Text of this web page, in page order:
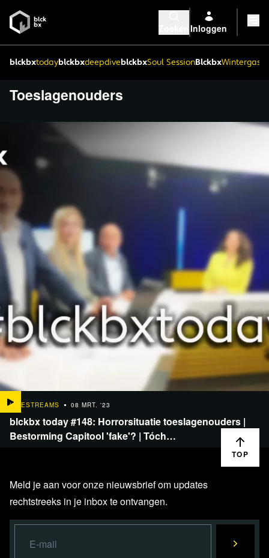
Inloggen
blckbxtodayblckbxdeepdiveblckbxSoul SessionBlckbx
Toeslagenouders
LIVESTREAMS 08 MRT. '23
blckbx today #148: Horrorsituatie toeslagenouders |
Bestorming Capitool 'fake'? | Tóch…
TOP
Meld je aan voor onze nieuwsbrief om updates
rechtstreeks in je inbox te ontvangen.